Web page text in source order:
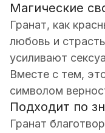
Магические
Гранат, как
любовь и
усиливают
Вместе с тем,
символом
Подходит по
Гранат